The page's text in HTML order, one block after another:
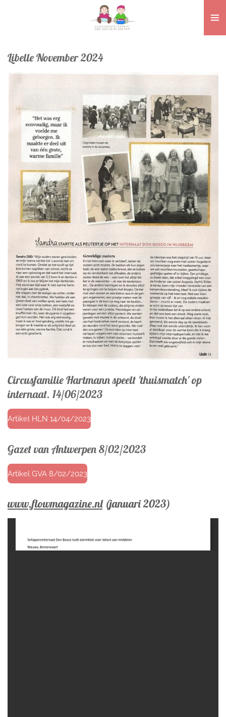
hoofdinhoud
Libelle November 2024
Circusfamilie Hartmann speelt 'thuismatch' op
internaat. 14/06/2023
Artikel HLN 14/04/2023
Gazet van Antwerpen 8/02/2023
Artikel GVA 8/02/2023
www.flowmagazine.nl(januari 2023)